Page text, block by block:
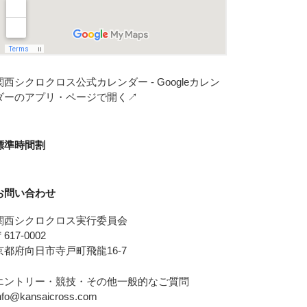
西シクロクロス公式カレンダー - Googleカレン
ーのアプリ・ページで開く↗
準時間割
問い合わせ
西シクロクロス実行委員会
617-0002
都府向日市寺戸町飛龍16-7
ントリー・競技・その他一般的なご質問